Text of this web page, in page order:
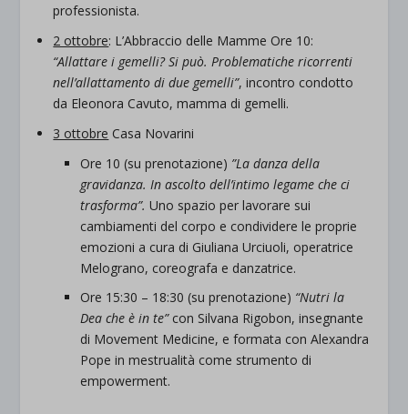
professionista.
2 ottobre: L’Abbraccio delle Mamme Ore 10:
“Allattare i gemelli? Si può. Problematiche ricorrenti
nell’allattamento di due gemelli”, incontro condotto
da Eleonora Cavuto, mamma di gemelli.
3 ottobre Casa Novarini
Ore 10 (su prenotazione) ”La danza della
gravidanza. In ascolto dell’intimo legame che ci
trasforma”. Uno spazio per lavorare sui
cambiamenti del corpo e condividere le proprie
emozioni a cura di Giuliana Urciuoli, operatrice
Melograno, coreografa e danzatrice.
Ore 15:30 – 18:30 (su prenotazione) “Nutri la
Dea che è in te”con Silvana Rigobon, insegnante
di Movement Medicine, e formata con Alexandra
Pope in mestrualità come strumento di
empowerment.